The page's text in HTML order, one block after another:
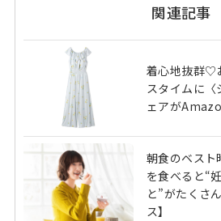
関連記事
着心地抜群♡
スタイムに〈
ェアが
朝食のベスト
を食べると“
と”がたくさ
ス】